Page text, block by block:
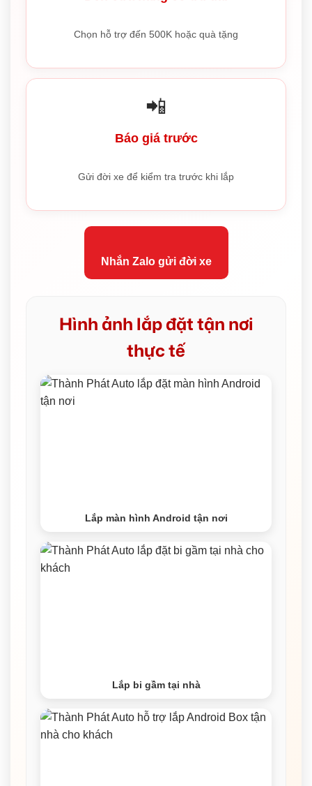
Chọn hỗ trợ đến 500K hoặc quà tặng
📲
Báo giá trước
Gửi đời xe để kiểm tra trước khi lắp
Nhắn Zalo gửi đời xe
Hình ảnh lắp đặt tận nơi
thực tế
Lắp màn hình Android tận nơi
Lắp bi gầm tại nhà